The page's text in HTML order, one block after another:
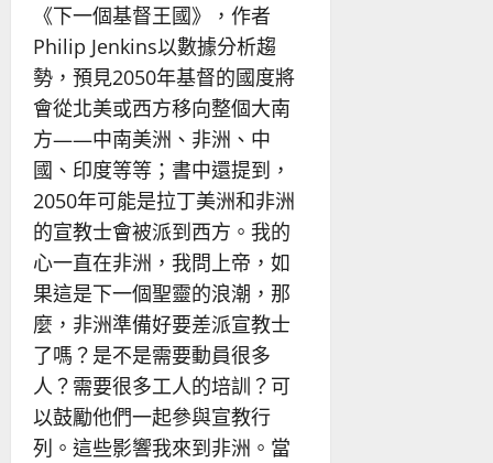
《下一個基督王國》，作者
Philip Jenkins以數據分析趨
勢，預見2050年基督的國度將
會從北美或西方移向整個大南
方——中南美洲、非洲、中
國、印度等等；書中還提到，
2050年可能是拉丁美洲和非洲
的宣教士會被派到西方。我的
心一直在非洲，我問上帝，如
果這是下一個聖靈的浪潮，那
麼，非洲準備好要差派宣教士
了嗎？是不是需要動員很多
人？需要很多工人的培訓？可
以鼓勵他們一起參與宣教行
列。這些影響我來到非洲。當